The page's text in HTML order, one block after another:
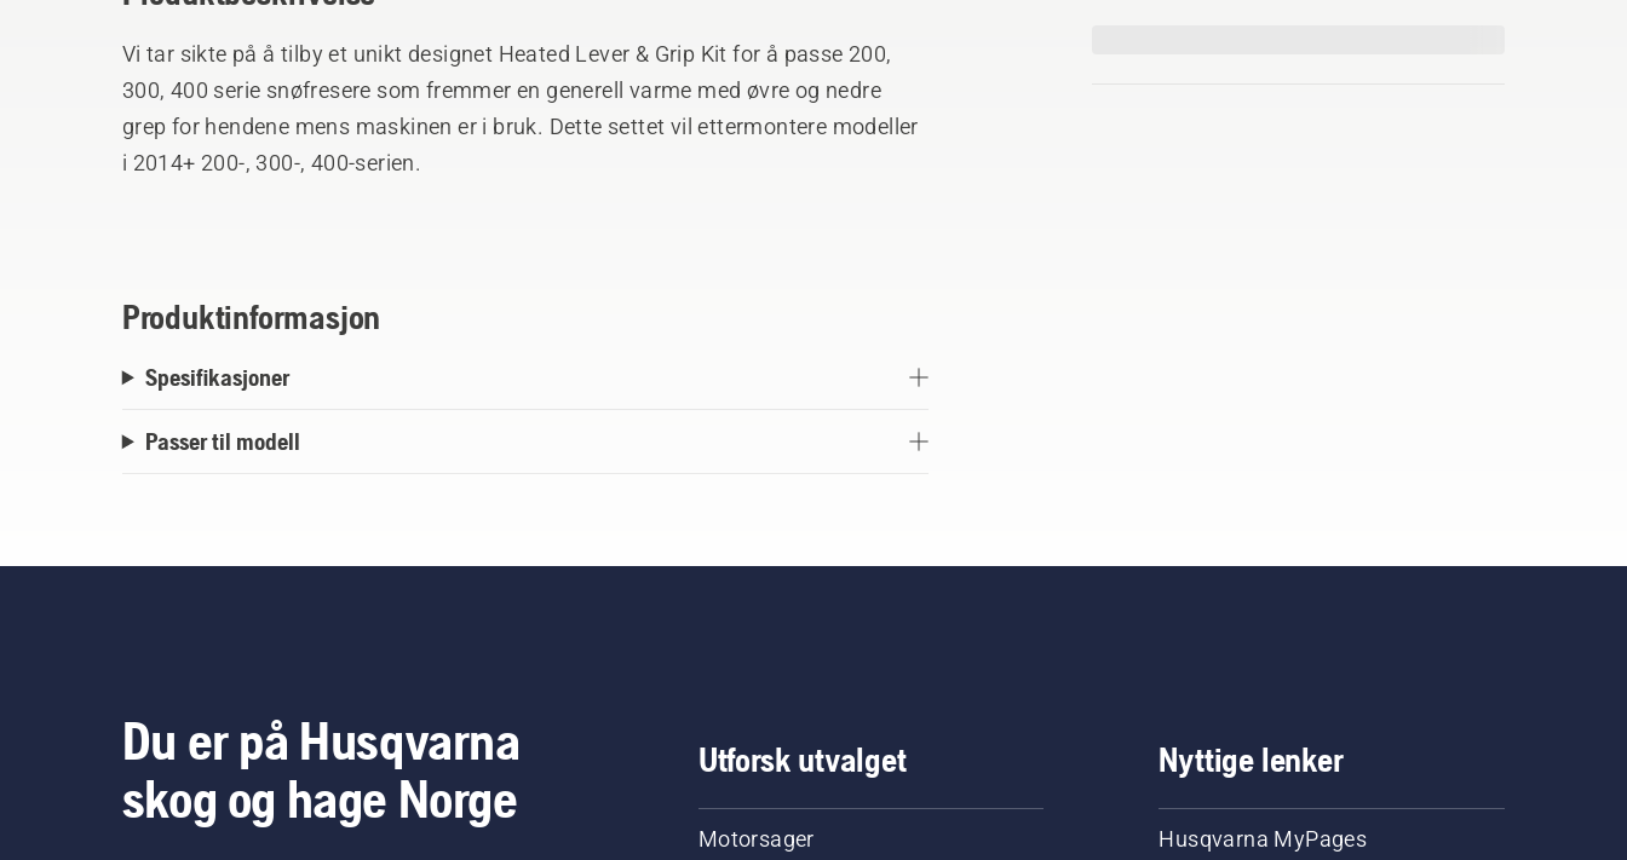
Vi tar sikte på å tilby et unikt designet Heated Lever & Grip Kit for å passe 200,
300, 400 serie snøfresere som fremmer en generell varme med øvre og nedre
grep for hendene mens maskinen er i bruk. Dette settet vil ettermontere modeller
i 2014+ 200-, 300-, 400-serien.
Produktinformasjon
Spesifikasjoner
Passer til modell
Du er på Husqvarna
skog og hage Norge
Utforsk utvalget
Motorsager
Nyttige lenker
Husqvarna MyPages